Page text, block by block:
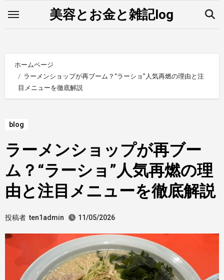
美容とお金と雑記log
ホームページ
ラーメンショップが再ブーム？“ラーショ”人気再燃の理由と注
目メニューを徹底解説
blog
ラーメンショップが再ブー
ム？“ラーショ”人気再燃の理
由と注目メニューを徹底解説
投稿者 ten1admin 11/05/2026